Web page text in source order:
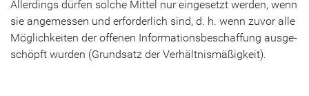
Al­ler­dings dür­fen sol­che Mit­tel nur ein­ge­setzt wer­den, wenn
sie an­ge­mes­sen und er­for­der­lich sind, d. h. wenn zuvor alle
Mög­lich­kei­ten der of­fe­nen In­for­ma­ti­ons­be­schaf­fung aus­ge­
schöpft wur­den (Grund­satz der Ver­hält­nis­mä­ßig­keit).